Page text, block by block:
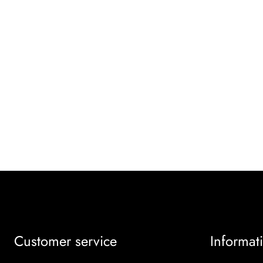
Customer service